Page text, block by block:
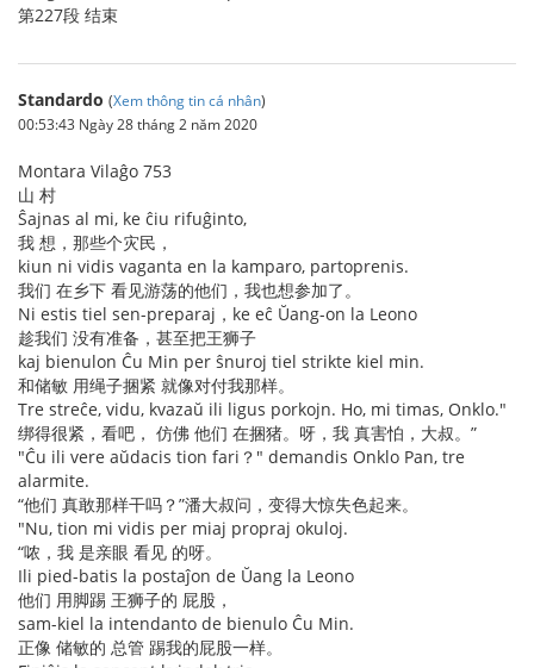
第227段 结束
Standardo (Xem thông tin cá nhân)
00:53:43 Ngày 28 tháng 2 năm 2020
Montara Vilaĝo 753
山 村
Ŝajnas al mi, ke ĉiu rifuĝinto,
我 想，那些个灾民，
kiun ni vidis vaganta en la kamparo, partoprenis.
我们 在乡下 看见游荡的他们，我也想参加了。
Ni estis tiel sen-preparaj，ke eĉ Ŭang-on la Leono
趁我们 没有准备，甚至把王狮子
kaj bienulon Ĉu Min per ŝnuroj tiel strikte kiel min.
和储敏 用绳子捆紧 就像对付我那样。
Tre streĉe, vidu, kvazaŭ ili ligus porkojn. Ho, mi timas, Onklo."
绑得很紧，看吧， 仿佛 他们 在捆猪。呀，我 真害怕，大叔。”
"Ĉu ili vere aŭdacis tion fari？" demandis Onklo Pan, tre
alarmite.
“他们 真敢那样干吗？”潘大叔问，变得大惊失色起来。
"Nu, tion mi vidis per miaj propraj okuloj.
“哝，我 是亲眼 看见 的呀。
Ili pied-batis la postaĵon de Ŭang la Leono
他们 用脚踢 王狮子的 屁股，
sam-kiel la intendanto de bienulo Ĉu Min.
正像 储敏的 总管 踢我的屁股一样。